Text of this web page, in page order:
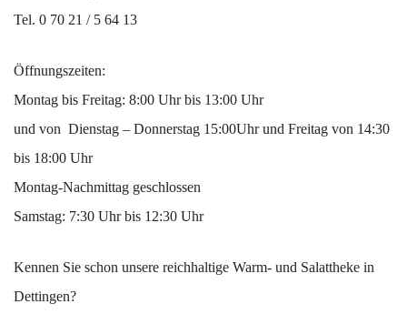
Tel. 0 70 21 / 5 64 13
Öffnungszeiten:
Montag bis Freitag: 8:00 Uhr bis 13:00 Uhr
und von Dienstag – Donnerstag 15:00Uhr und Freitag von 14:30
bis 18:00 Uhr
Montag-Nachmittag geschlossen
Samstag: 7:30 Uhr bis 12:30 Uhr
Kennen Sie schon unsere reichhaltige Warm- und Salattheke in
Dettingen?